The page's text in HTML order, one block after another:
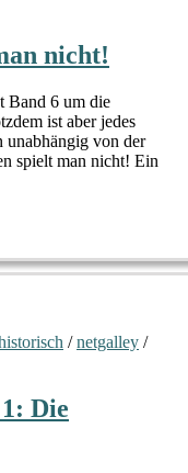
nicht!
Band 6 um die
ist aber jedes
unabhängig von der
spielt man nicht! Ein
/netgalley /
Die